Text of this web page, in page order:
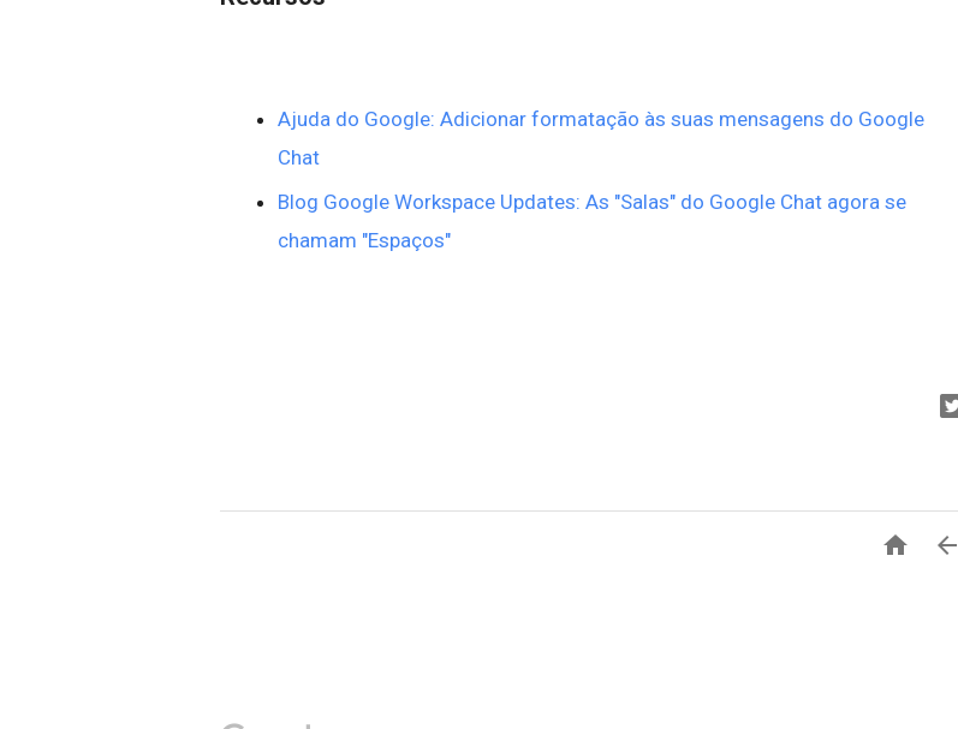
Ajuda do Google: Adicionar formatação às suas mensagens do Google
Chat
Blog Google Workspace Updates: As "Salas" do Google Chat agora se
chamam "Espaços"
 